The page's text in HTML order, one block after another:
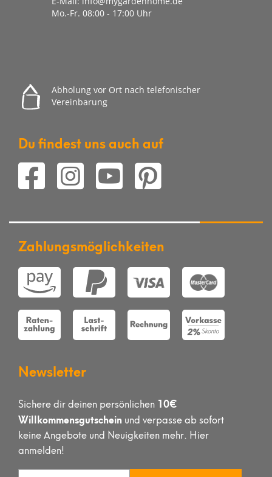
Mo.-Fr. 08:00 - 17:00 Uhr
Abholung vor Ort nach telefonischer
Vereinbarung
Du findest uns auch auf
Zahlungsmöglichkeiten
Newsletter
Sichere dir deinen persönlichen 10€
Willkommensgutschein und verpasse ab sofort
keine Angebote und Neuigkeiten mehr. Hier
anmelden!